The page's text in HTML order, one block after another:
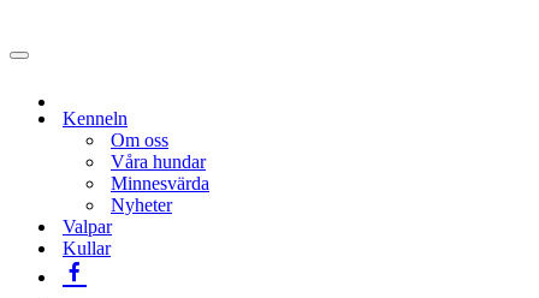
Navigeringsmeny
Kenneln
Om oss
Våra hundar
Minnesvärda
Nyheter
Valpar
Kullar